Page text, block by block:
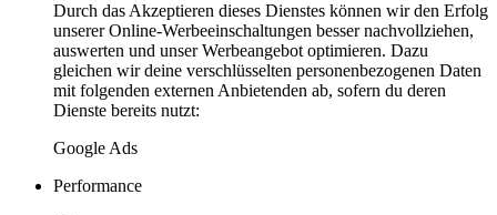
Durch das Akzeptieren dieses Dienstes können wir den Erfolg
unserer Online-Werbeeinschaltungen besser nachvollziehen,
auswerten und unser Werbeangebot optimieren. Dazu
gleichen wir deine verschlüsselten personenbezogenen Daten
mit folgenden externen Anbietenden ab, sofern du deren
Dienste bereits nutzt:
Google Ads
Performance